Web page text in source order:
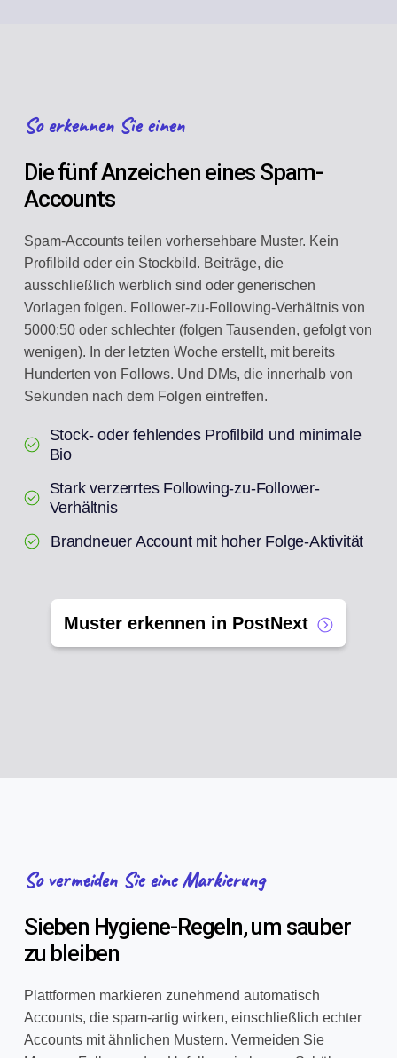
So erkennen Sie einen
Die fünf Anzeichen eines Spam-
Accounts
Spam-Accounts teilen vorhersehbare Muster. Kein
Profilbild oder ein Stockbild. Beiträge, die
ausschließlich werblich sind oder generischen
Vorlagen folgen. Follower-zu-Following-Verhältnis von
5000:50 oder schlechter (folgen Tausenden, gefolgt von
wenigen). In der letzten Woche erstellt, mit bereits
Hunderten von Follows. Und DMs, die innerhalb von
Sekunden nach dem Folgen eintreffen.
Stock- oder fehlendes Profilbild und minimale
Bio
Stark verzerrtes Following-zu-Follower-
Verhältnis
Brandneuer Account mit hoher Folge-Aktivität
Muster erkennen in PostNext
So vermeiden Sie eine Markierung
Sieben Hygiene-Regeln, um sauber
zu bleiben
Plattformen markieren zunehmend automatisch
Accounts, die spam-artig wirken, einschließlich echter
Accounts mit ähnlichen Mustern. Vermeiden Sie